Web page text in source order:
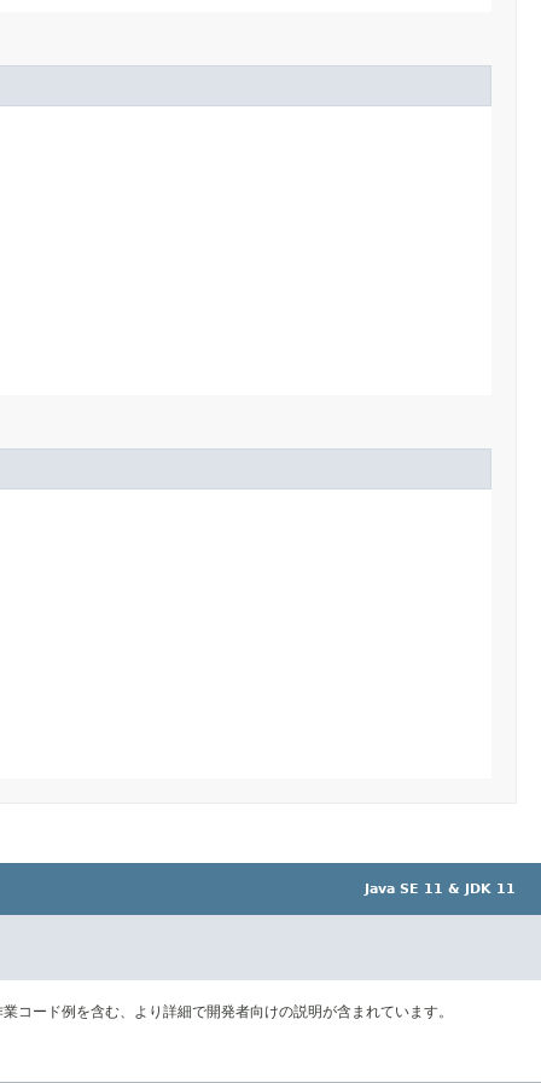
Java SE 11 & JDK 11
コード例を含む、より詳細で開発者向けの説明が含まれています。